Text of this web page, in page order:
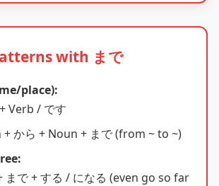
with まで
place):
Verb / です
+ から + Noun + まで (from ~ to ~)
まで + する / になる (even go so far